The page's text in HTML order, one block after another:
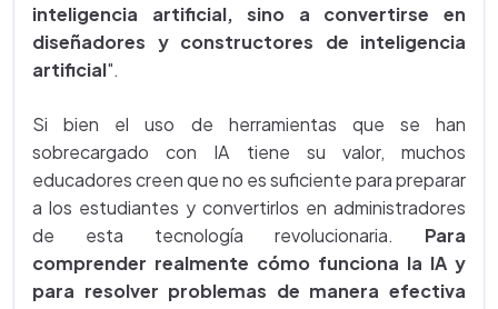
inteligencia artificial, sino a convertirse en
diseñadores y constructores de inteligencia
artificial".
Si bien el uso de herramientas que se han
sobrecargado con IA tiene su valor, muchos
educadores creen que no es suficiente para preparar
a los estudiantes y convertirlos en administradores
de esta tecnología revolucionaria. Para
comprender realmente cómo funciona la IA y
para resolver problemas de manera efectiva